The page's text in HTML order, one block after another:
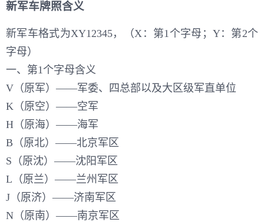
新军车牌照含义
新军车格式为XY12345，（X：第1个字母；Y：第2个
字母）
一、第1个字母含义
V（原军）——军委、四总部以及大区级军直单位
K（原空）——空军
H（原海）——海军
B（原北）——北京军区
S（原沈）——沈阳军区
L（原兰）——兰州军区
J（原济）——济南军区
N（原南）——南京军区